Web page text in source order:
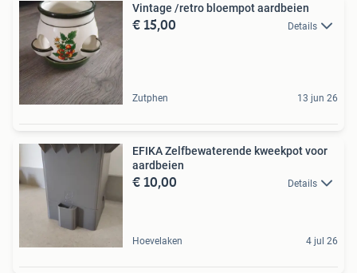
Vintage /retro bloempot aardbeien
€ 15,00 Details
Zutphen 13 jun 26
EFIKA Zelfbewaterende kweekpot voor
aardbeien
€ 10,00 Details
Hoevelaken 4 jul 26